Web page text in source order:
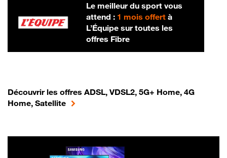
Le meilleur du sport vous
attend : 1 mois offertà
L’Équipe sur toutes les
offres Fibre
Découvrir les offres ADSL, VDSL2, 5G+ Home, 4G
Home, Satellite